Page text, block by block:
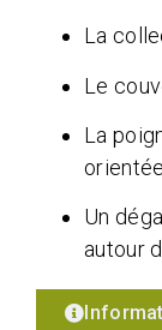
La
Le
La
Un
autour